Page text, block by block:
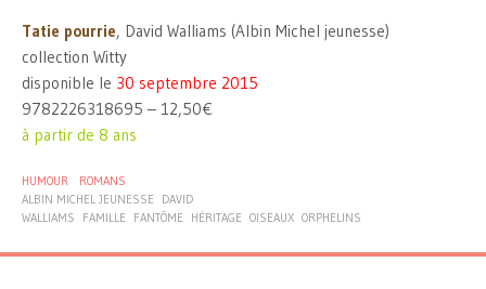
Tatie pourrie, David Walliams (Albin Michel jeunesse)
collection Witty
disponible le 30 septembre 2015
9782226318695 – 12,50€
à partir de 8 ans
HUMOUR
ROMANS
ALBIN MICHEL JEUNESSE
DAVID
WALLIAMS
FAMILLE FANTÔME HÉRITAGE OISEAUX ORPHELINS